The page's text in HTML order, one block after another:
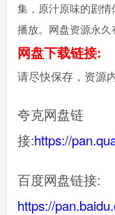
集，原汁原味的剧
播放。网盘资源永久
网盘下载链接:
请尽快保存，资源
夸克网盘链
接:https://
百度网盘链接:
https://